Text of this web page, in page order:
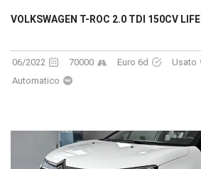
VOLKSWAGEN T-ROC 2.0 TDI 150CV LIFE
06/2022 70000 Euro 6d Usato
Automatico